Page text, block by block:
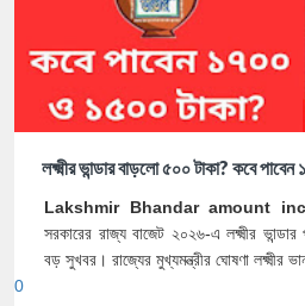
লক্ষ্মীর ভান্ডার বাড়লো ৫০০ টাকা? কবে
Lakshmir Bhandar amount
সরকারের রাজ্য বাজেট ২০২৬-এ লক্ষ্মীর
বড় সুখবর। রাজ্যের মুখ্যমন্ত্রীর ঘোষণা লক্ষ্মীর
0